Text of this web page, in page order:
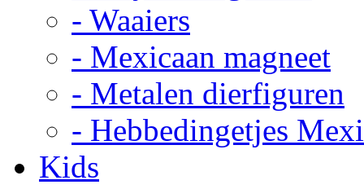
- Waaiers
- Mexicaan magneet
- Metalen dierfiguren
- Hebbedingetjes
Kids